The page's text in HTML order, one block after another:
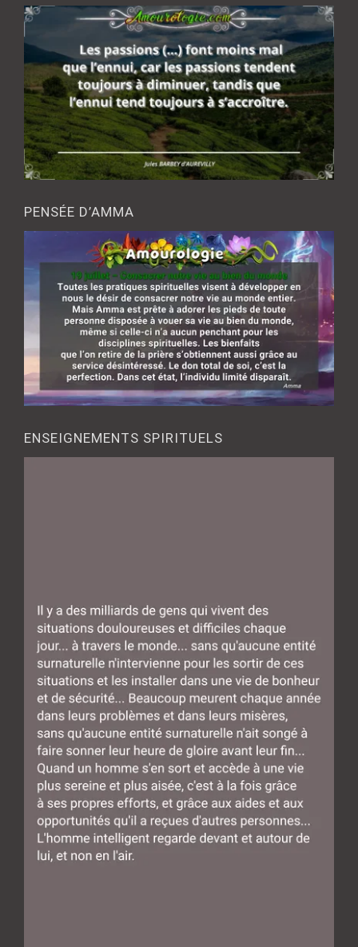
PENSÉE D’AMMA
ENSEIGNEMENTS SPIRITUELS